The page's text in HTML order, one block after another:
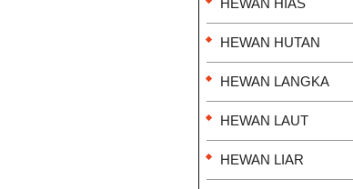
HEWAN HUTAN
HEWAN LANGKA
HEWAN LAUT
HEWAN LIAR